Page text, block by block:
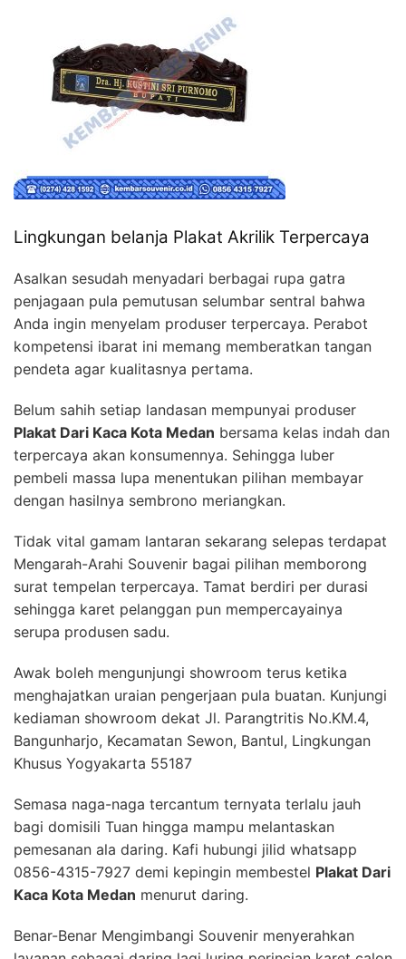
Lingkungan belanja Plakat Akrilik Terpercaya
Asalkan sesudah menyadari berbagai rupa gatra
penjagaan pula pemutusan selumbar sentral bahwa
Anda ingin menyelam produser terpercaya. Perabot
kompetensi ibarat ini memang memberatkan tangan
pendeta agar kualitasnya pertama.
Belum sahih setiap landasan mempunyai produser
Plakat Dari Kaca Kota Medan bersama kelas indah dan
terpercaya akan konsumennya. Sehingga luber
pembeli massa lupa menentukan pilihan membayar
dengan hasilnya sembrono meriangkan.
Tidak vital gamam lantaran sekarang selepas terdapat
Mengarah-Arahi Souvenir bagai pilihan memborong
surat tempelan terpercaya. Tamat berdiri per durasi
sehingga karet pelanggan pun mempercayainya
serupa produsen sadu.
Awak boleh mengunjungi showroom terus ketika
menghajatkan uraian pengerjaan pula buatan. Kunjungi
kediaman showroom dekat Jl. Parangtritis No.KM.4,
Bangunharjo, Kecamatan Sewon, Bantul, Lingkungan
Khusus Yogyakarta 55187
Semasa naga-naga tercantum ternyata terlalu jauh
bagi domisili Tuan hingga mampu melantaskan
pemesanan ala daring. Kafi hubungi jilid whatsapp
0856-4315-7927 demi kepingin membestel Plakat Dari
Kaca Kota Medan menurut daring.
Benar-Benar Mengimbangi Souvenir menyerahkan